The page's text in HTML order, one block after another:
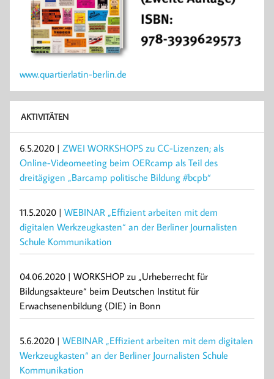
www.quartierlatin-berlin.de
AKTIVITÄTEN
6.5.2020 | ZWEI WORKSHOPS zu CC-Lizenzen; als
Online-Videomeeting beim OERcamp als Teil des
dreitägigen „Barcamp politische Bildung #bcpb“
11.5.2020 | WEBINAR „Effizient arbeiten mit dem
digitalen Werkzeugkasten“ an der Berliner Journalisten
Schule Kommunikation
04.06.2020 | WORKSHOP zu „Urheberrecht für
Bildungsakteure“ beim Deutschen Institut für
Erwachsenenbildung (DIE) in Bonn
5.6.2020 | WEBINAR „Effizient arbeiten mit dem digitalen
Werkzeugkasten“ an der Berliner Journalisten Schule
Kommunikation